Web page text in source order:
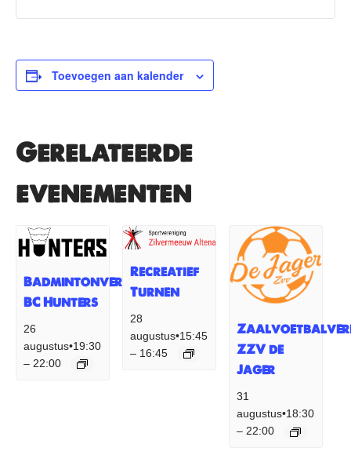
Toevoegen aan kalender
Gerelateerde
evenementen
Badmintonvereniging
BC Hunters
26
augustus•19:30
– 22:00
Recreatief
Turnen
28
augustus•15:45
– 16:45
ZZV de
Jager
31
augustus•18:30
–22:00